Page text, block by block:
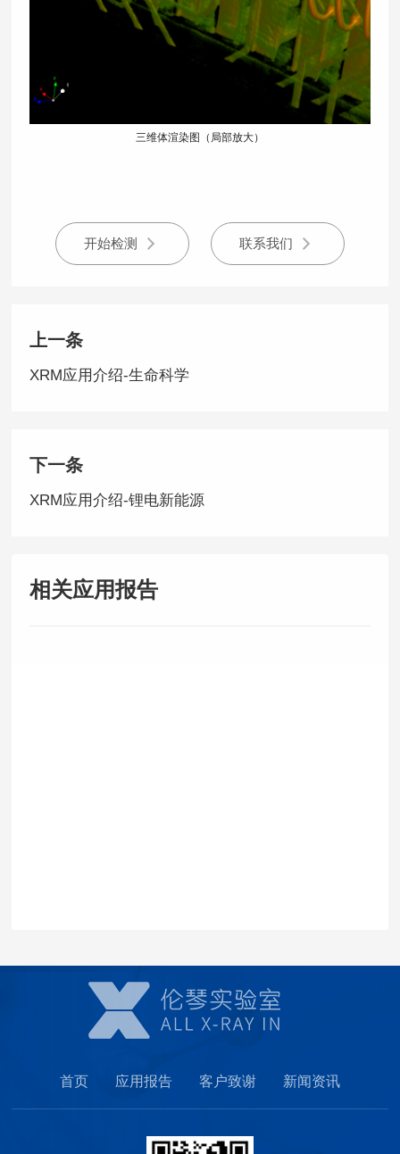
三维体渲染图（局部放大）
开始检测 联系我们
上一条
XRM应用介绍-生命科学
下一条
XRM应用介绍-锂电新能源
相关应用报告
首页 应用报告 客户致谢 新闻资讯
关于我们